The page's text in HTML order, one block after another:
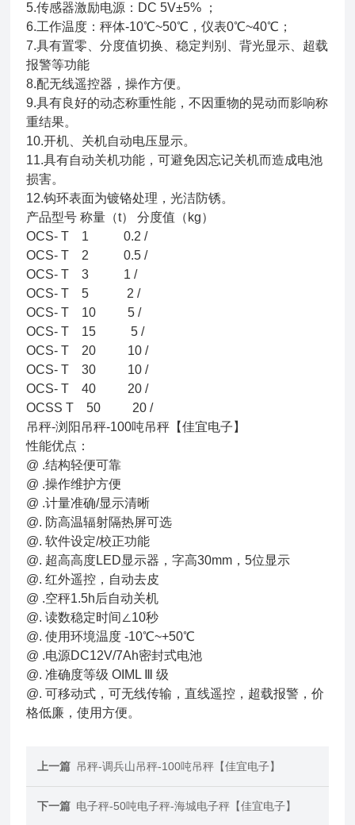
5.传感器激励电源：DC 5V±5% ；
6.工作温度：秤体-10℃~50℃，仪表0℃~40℃；
7.具有置零、分度值切换、稳定判别、背光显示、超载
报警等功能
8.配无线遥控器，操作方便。
9.具有良好的动态称重性能，不因重物的晃动而影响称
重结果。
10.开机、关机自动电压显示。
11.具有自动关机功能，可避免因忘记关机而造成电池
损害。
12.钩环表面为镀铬处理，光洁防锈。
产品型号 称量（t） 分度值（kg）
OCS- T 1 0.2 /
OCS- T 2 0.5 /
OCS- T 3 1 /
OCS- T 5 2 /
OCS- T 10 5 /
OCS- T 15 5 /
OCS- T 20 10 /
OCS- T 30 10 /
OCS- T 40 20 /
OCSS T 50 20 /
吊秤-浏阳吊秤-100吨吊秤【佳宜电子】
性能优点：
@ .结构轻便可靠
@ .操作维护方便
@ .计量准确/显示清晰
@. 防高温辐射隔热屏可选
@. 软件设定/校正功能
@. 超高高度LED显示器，字高30mm，5位显示
@. 红外遥控，自动去皮
@ .空秤1.5h后自动关机
@. 读数稳定时间∠10秒
@. 使用环境温度 -10℃~+50℃
@ .电源DC12V/7Ah密封式电池
@. 准确度等级 OIML Ⅲ 级
@. 可移动式，可无线传输，直线遥控，超载报警，价
格低廉，使用方便。
上一篇 吊秤-调兵山吊秤-100吨吊秤【佳宜电子】
下一篇 电子秤-50吨电子秤-海城电子秤【佳宜电子】